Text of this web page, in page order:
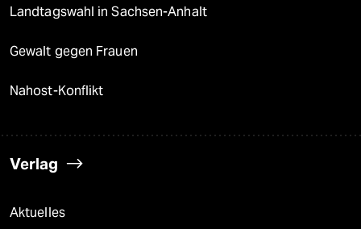
Landtagswahl in Sachsen-Anhalt
Gewalt gegen Frauen
Nahost-Konflikt
Verlag
Aktuelles